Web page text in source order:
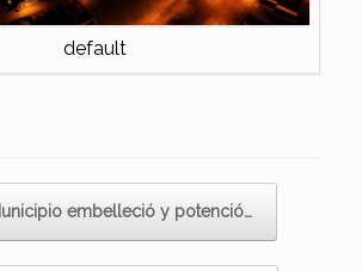
default
embelleció y potenció…